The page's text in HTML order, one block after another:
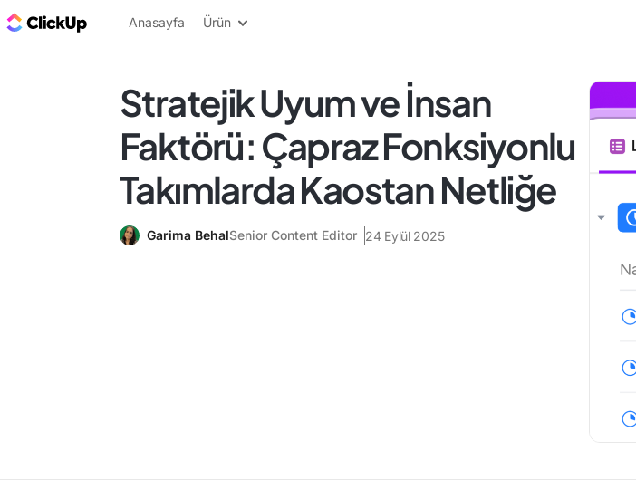
ClickUp Blog
Anasayfa Ürün
Stratejik Uyum ve İnsan
Faktörü: Çapraz Fonksiyonlu
Takımlarda Kaostan Netliğe
Garima BehalSenior Content Editor 24 Eylül 2025